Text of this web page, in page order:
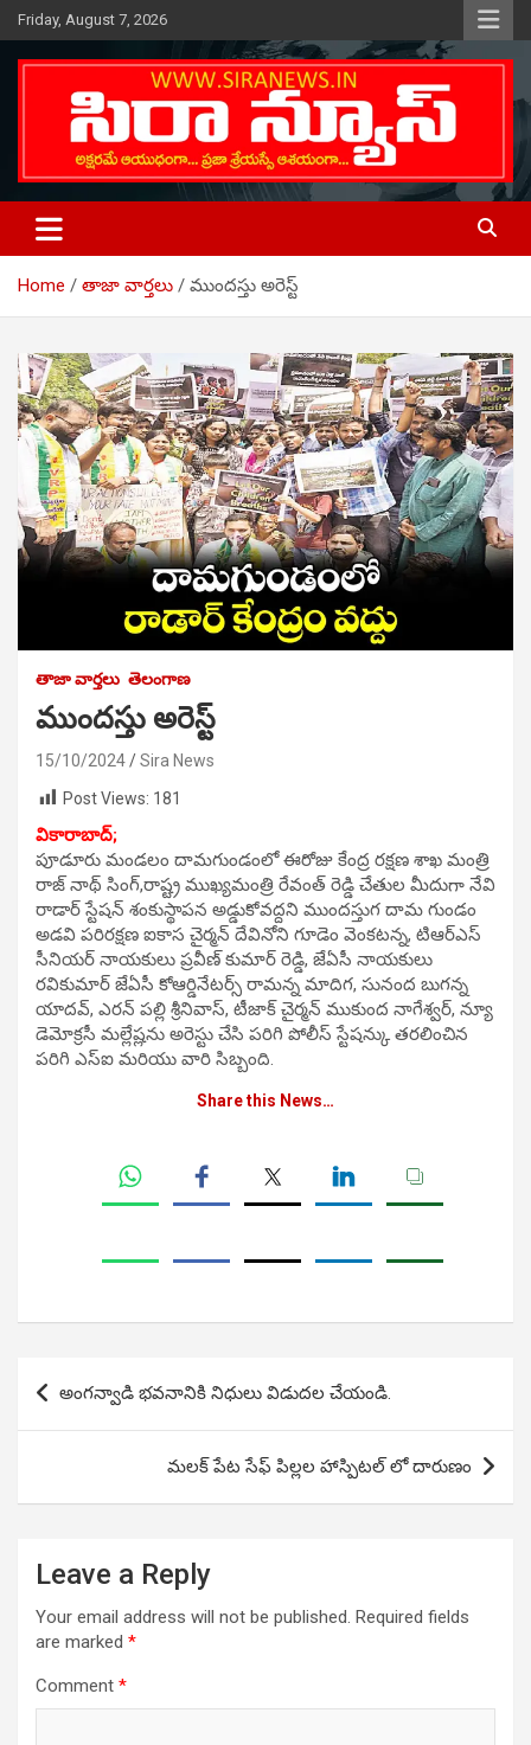
Skip
to
content
Friday, August 7, 2026
SIRA NEWS
Telugu Online News Daily
Home తాజా వార్తలు ముందస్తు అరెస్ట్
తాజా వార్తలు తెలంగాణ
ముందస్తు అరెస్ట్
15/10/2024
Sira News
Post Views: 181
వికారాబాద్;
పూడూరు మండలం దామగుండంలో ఈరోజు కేంద్ర రక్షణ శాఖ మంత్రి
రాజ్ నాథ్ సింగ్,రాష్ట్ర ముఖ్యమంత్రి రేవంత్ రెడ్డి చేతుల మీదుగా నేవి
రాడార్ స్టేషన్ శంకుస్థాపన అడ్డుకోవద్దని ముందస్తుగ దామ గుండం
అడవి పరిరక్షణ ఐకాస చైర్మన్ దేవినోని గూడెం వెంకటన్న, టిఆర్ఎస్
సీనియర్ నాయకులు ప్రవీణ్ కుమార్ రెడ్డి, జేఏసీ నాయకులు
రవికుమార్ జేఏసీ కోఆర్డినేటర్స్ రామన్న మాదిగ, సునంద బుగన్న
యాదవ్, ఎరన్ పల్లి శ్రీనివాస్, టీజాక్ చైర్మన్ ముకుంద నాగేశ్వర్, న్యూ
డెమోక్రసీ మల్లేష్లను అరెస్టు చేసి పరిగి పోలీస్ స్టేషన్కు తరలించిన
పరిగి ఎస్ఐ మరియు వారి సిబ్బంది.
Share this News…
Post
navigation
అంగన్వాడి భవనానికి నిధులు విడుదల చేయండి.
మలక్ పేట సేఫ్ పిల్లల హాస్పిటల్ లో దారుణం
Leave a Reply
Your email address will not be published. Required fields
are marked *
Comment *